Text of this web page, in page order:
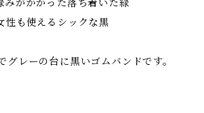
みがかかった落ち着いた緑
性も使えるシックな黒
グレーの台に黒いゴムバンドです。